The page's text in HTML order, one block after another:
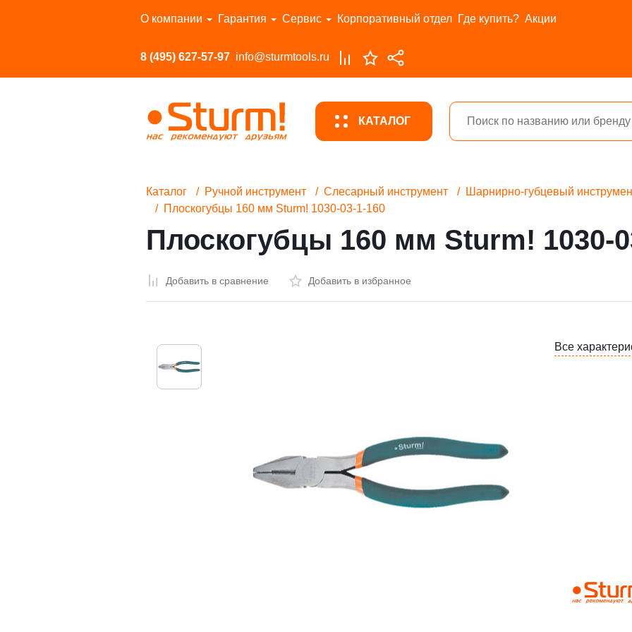
О компании Гарантия Сервис Корпоративный отдел Где купить? Акции
8 (495) 627-57-97 info@sturmtools.ru
КАТАЛОГ
Перейти в каталог
Каталог Ручной инструмент Слесарный инструмент Шарнирно-губцевый
Плоскогубцы 160 мм Sturm! 1030-03-1-160
Плоскогубцы 160 мм Sturm! 1030-
Добавить в сравнение Добавить в избранное
Все